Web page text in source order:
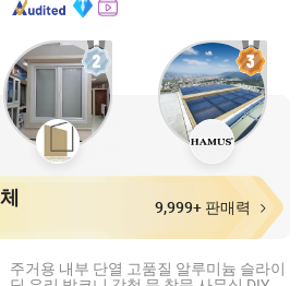
9,999+ 판매력
주거용 내부 단열 고품질 알루미늄 슬라이